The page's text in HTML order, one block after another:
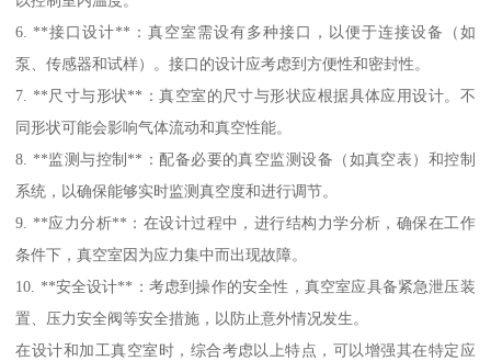
6. **接口设计**：真空室需设有多种接口，以便于连接设备（如
泵、传感器和试样）。接口的设计应考虑到方便性和密封性。
7. **尺寸与形状**：真空室的尺寸与形状应根据具体应用设计。不
同形状可能会影响气体流动和真空性能。
8. **监测与控制**：配备必要的真空监测设备（如真空表）和控制
系统，以确保能够实时监测真空度和进行调节。
9. **应力分析**：在设计过程中，进行结构力学分析，确保在工作
条件下，真空室因为应力集中而出现故障。
10. **安全设计**：考虑到操作的安全性，真空室应具备紧急泄压装
置、压力安全阀等安全措施，以防止意外情况发生。
在设计和加工真空室时，综合考虑以上特点，可以增强其在特定应